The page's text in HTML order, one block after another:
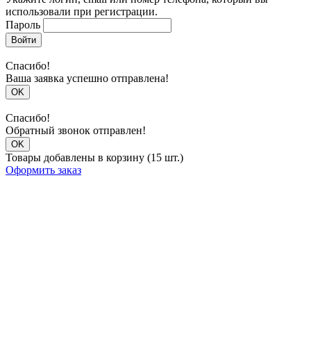
использовали при регистрации.
Пароль
Войти
Спасибо!
Ваша заявка успешно отправлена!
OK
Спасибо!
Обратный звонок отправлен!
OK
Товары добавлены в корзину (15 шт.)
Оформить заказ